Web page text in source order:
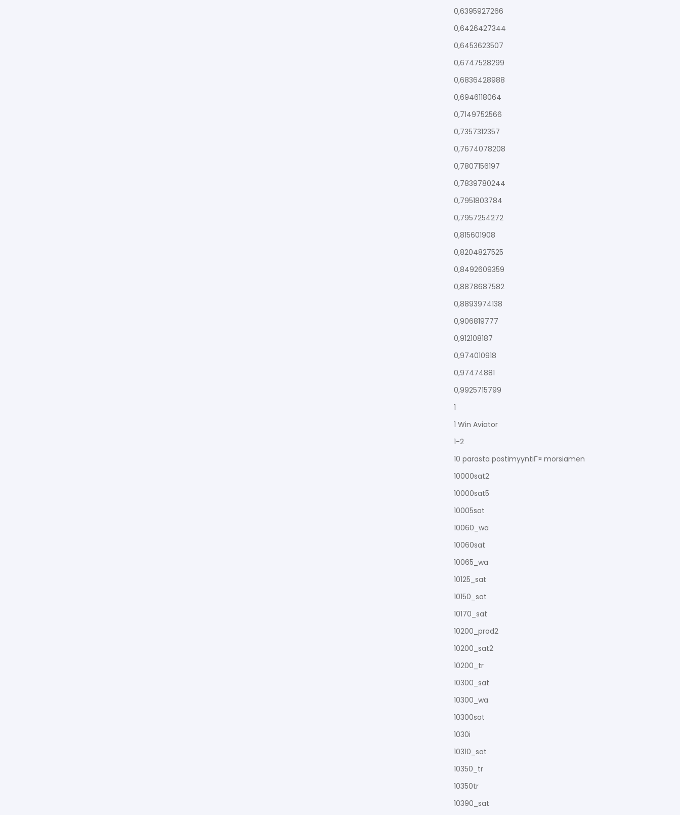
0,6395927266
0,6426427344
0,6453623507
0,6747528299
0,6836428988
0,6946118064
0,7149752566
0,7357312357
0,7674078208
0,7807156197
0,7839780244
0,7951803784
0,7957254272
0,815601908
0,8204827525
0,8492609359
0,8878687582
0,8893974138
0,906819777
0,912108187
0,974010918
0,97474881
0,9925715799
1
1 Win Aviator
1-2
10 parasta postimyyntiГ¤ morsiamen
10000sat2
10000sat5
10005sat
10060_wa
10060sat
10065_wa
10125_sat
10150_sat
10170_sat
10200_prod2
10200_sat2
10200_tr
10300_sat
10300_wa
10300sat
1030i
10310_sat
10350_tr
10350tr
10390_sat